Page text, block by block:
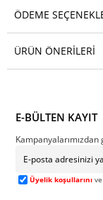
ÖDEME
ÜRÜN ÖNERILERI
E-BÜLTEN KAYIT
Üyelik koşullarını